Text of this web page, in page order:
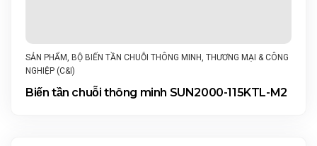
SẢN PHẨM BỘ BIẾN TẦN CHUỖI THÔNG MINH THƯƠNG MẠI & CÔNG
NGHIỆP (C&I)
Biến tần chuỗi thông minh SUN2000-115KTL-M2